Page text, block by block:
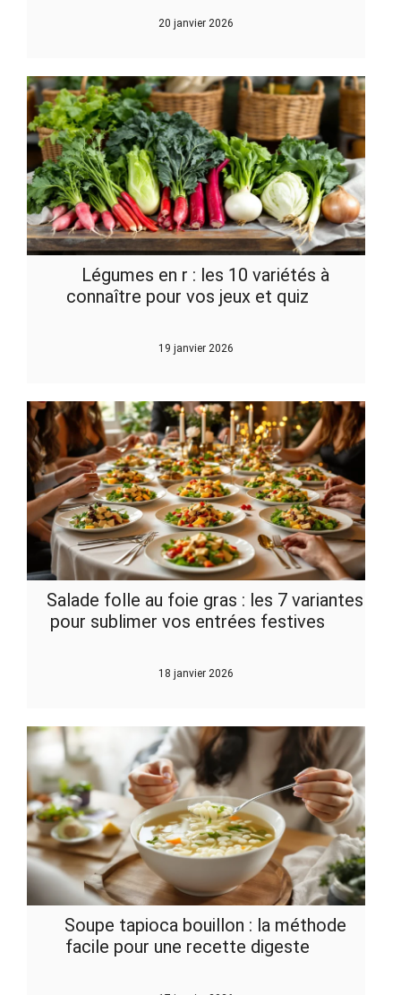
20 janvier 2026
Légumes en r : les 10 variétés à
connaître pour vos jeux et quiz
19 janvier 2026
Salade folle au foie gras : les 7 variantes
pour sublimer vos entrées festives
18 janvier 2026
Soupe tapioca bouillon : la méthode
facile pour une recette digeste